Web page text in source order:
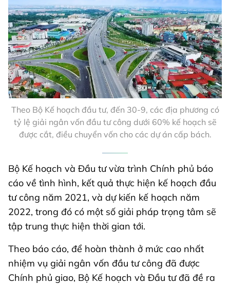
Theo Bộ Kế hoạch đầu tư, đến 30-9, các địa phương có
tỷ lệ giải ngân vốn đầu tư công dưới 60% kế hoạch sẽ
được cắt, điều chuyển vốn cho các dự án cấp bách.
Bộ Kế hoạch và Đầu tư vừa trình Chính phủ báo
cáo về tình hình, kết quả thực hiện kế hoạch đầu
tư công năm 2021, và dự kiến kế hoạch năm
2022, trong đó có một số giải pháp trọng tâm sẽ
tập trung thực hiện thời gian tới.
Theo báo cáo, để hoàn thành ở mức cao nhất
nhiệm vụ giải ngân vốn đầu tư công đã được
Chính phủ giao, Bộ Kế hoạch và Đầu tư đã đề ra